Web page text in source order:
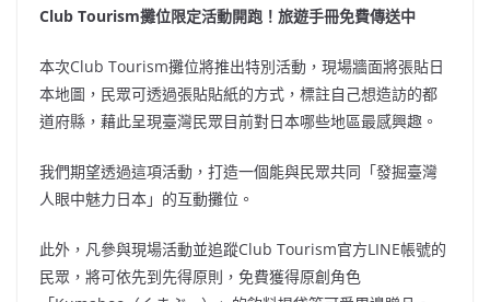
Club Tourism攤位限定活動開跑！旅遊手冊免費傳送中
本次Club Tourism攤位將推出特別活動，現場牆面將張貼日
本地圖，民眾可透過張貼貼紙的方式，標註自己想造訪的都
道府縣，藉此呈現臺灣民眾目前對日本哪些地區最感興趣。
我們期望透過這項活動，打造一個能與民眾共同「發掘臺灣
人眼中魅力日本」的互動攤位。
此外，凡參與現場活動並追蹤Club Tourism官方LINE帳號的
民眾，將可依先到先得原則，免費獲得原創角色